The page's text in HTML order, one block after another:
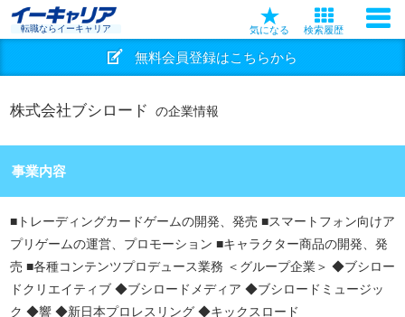
転職ならイーキャリア 気になる 検索履歴
無料会員登録はこちらから
株式会社ブシロード の企業情報
事業内容
■トレーディングカードゲームの開発、発売 ■スマートフォン向けア
プリゲームの運営、プロモーション ■キャラクター商品の開発、発
売 ■各種コンテンツプロデュース業務 ＜グループ企業＞ ◆ブシロー
ドクリエイティブ ◆ブシロードメディア ◆ブシロードミュージッ
ク ◆響 ◆新日本プロレスリング ◆キックスロード